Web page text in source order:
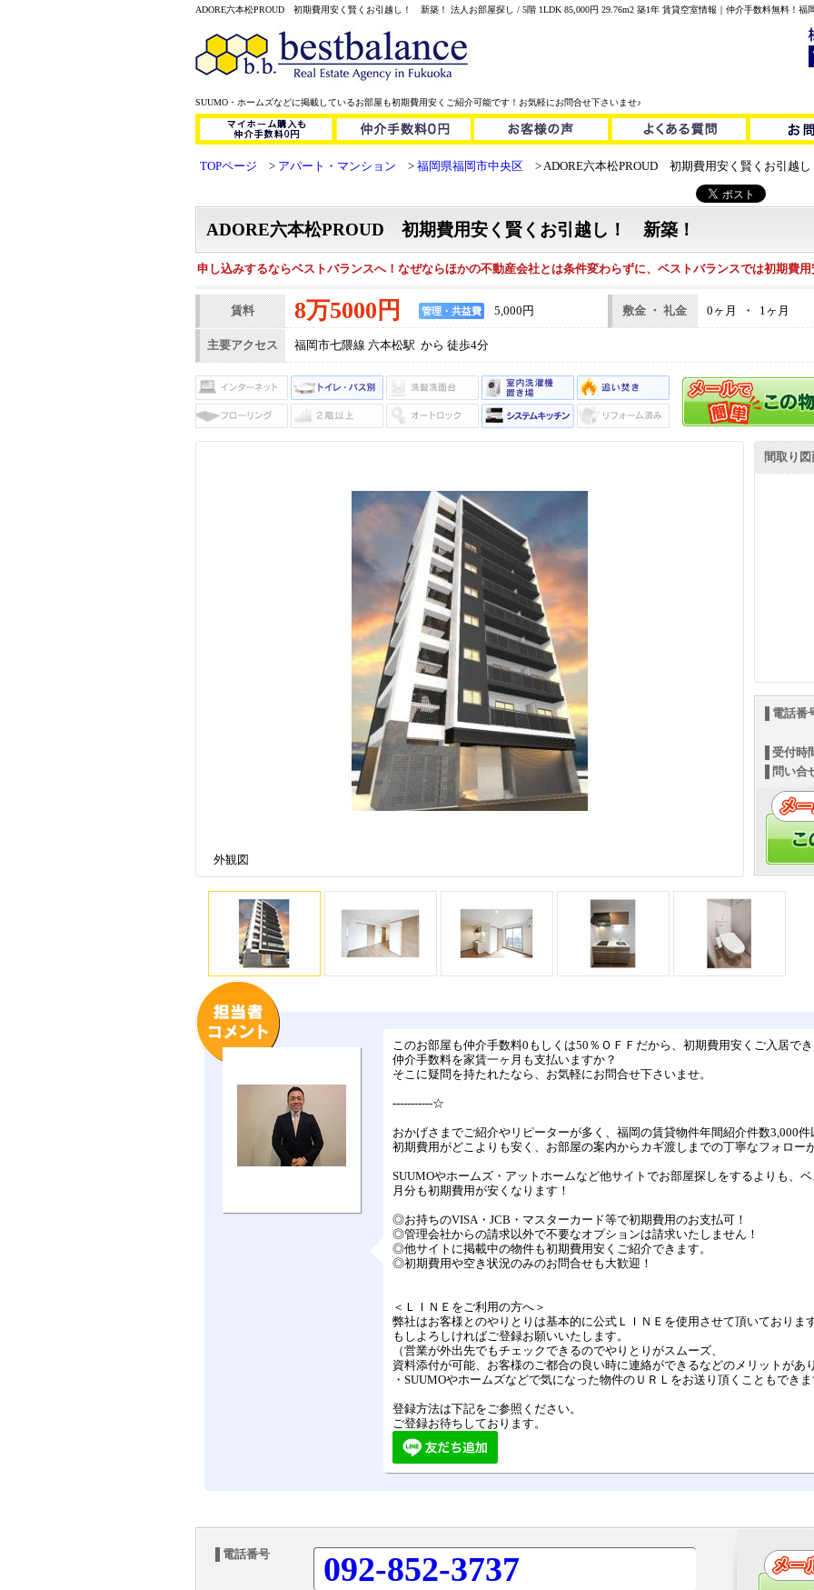
ADORE六本松PROUD 初期費用安く賢くお引越し！ 新築！ 法人お部屋探し / 5階 1LDK 85,000円 29.76m2 築1年 賃貸空室情報｜仲介手数料無料！福
SUUMO・ホームズなどに掲載しているお部屋も初期費用安くご紹介可能です！お気軽にお問合せ下さいませ♪
TOPページ アパート・マンション 福岡県福岡市中央区 ADORE六本松PROUD 初期費用安く賢くお引越
ADORE六本松PROUD 初期費用安く賢くお引越し！ 新築！
申し込みするならベストバランスへ！なぜならほかの不動産会社とは条件変わらずに、ベストバランスでは初期費
賃料 8万5000円 管理・共益費 5,000円 敷金 ・ 礼金 0ヶ月 ・ 1ヶ月
主要アクセス 福岡市七隈線 六本松駅 から 徒歩4分
外観図
間取り図
電話番
受付時
問い合
このお部屋も仲介手数料0もしくは50％ＯＦＦだから、初期費用安くご入居で
仲介手数料を家賃一ヶ月も支払いますか？
そこに疑問を持たれたなら、お気軽にお問合せ下さいませ。
-----------☆
おかげさまでご紹介やリピーターが多く、福岡の賃貸物件年間紹介件数3,000件
初期費用がどこよりも安く、お部屋の案内からカギ渡しまでの丁寧なフォロー
SUUMOやホームズ・アットホームなど他サイトでお部屋探しをするよりも、
月分も初期費用が安くなります！
◎お持ちのVISA・JCB・マスターカード等で初期費用のお支払可！
◎管理会社からの請求以外で不要なオプションは請求いたしません！
◎他サイトに掲載中の物件も初期費用安くご紹介できます。
◎初期費用や空き状況のみのお問合せも大歓迎！
＜ＬＩＮＥをご利用の方へ＞
弊社はお客様とのやりとりは基本的に公式ＬＩＮＥを使用させて頂いておりま
もしよろしければご登録お願いいたします。
（営業が外出先でもチェックできるのでやりとりがスムーズ、
資料添付が可能、お客様のご都合の良い時に連絡ができるなどのメリットがあ
・SUUMOやホームズなどで気になった物件のＵＲＬをお送り頂くこともでき
登録方法は下記をご参照ください。
ご登録お待ちしております。
電話番号 092-852-3737